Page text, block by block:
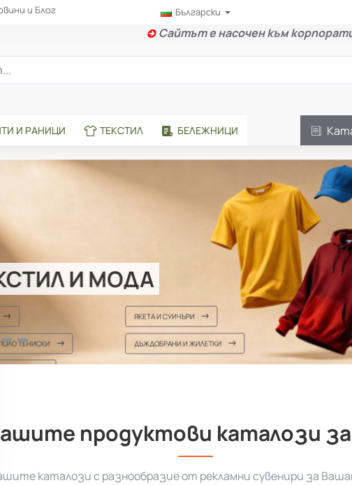
и Блог
Сайтът е насочен към
Български
И РАНИЦИ ТЕКСТИЛ БЕЛЕЖНИЦИ
И МОДА
ТЕНИСКИ
ЯКЕТА И СУИЧЪРИ
ДЪЖДОБРАНИ И ЖИЛЕТКИ
продуктови каталози
каталози с разнообразие от рекламни сувенири за